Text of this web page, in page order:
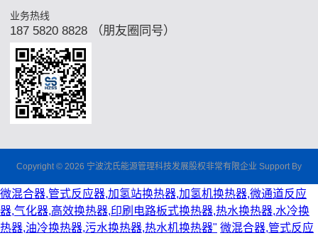
业务热线
187 5820 8828 （朋友圈同号）
Copyright © 2026 宁波沈氏能源管理科技发展股权非常有限企业 Support By
微混合器,管式反应器,加氢站换热器,加氢机换热器,微通道反应
器,气化器,高效换热器,印刷电路板式换热器,热水换热器,水冷换
热器,油冷换热器,污水换热器,热水机换热器" 微混合器,管式反应